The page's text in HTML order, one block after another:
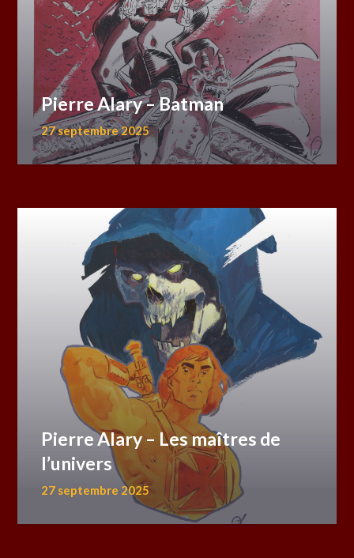
Pierre Alary – Batman
27 septembre 2025
Pierre Alary – Les maîtres de
l’univers
27 septembre 2025